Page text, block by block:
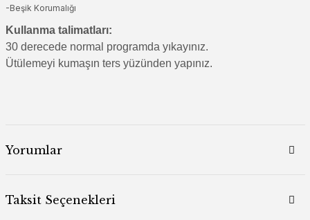
-Beşik Korumalığı
Kullanma talimatları:
30 derecede normal programda yıkayınız.
Ütülemeyi kumaşın ters yüzünden yapınız.
Yorumlar
Taksit Seçenekleri